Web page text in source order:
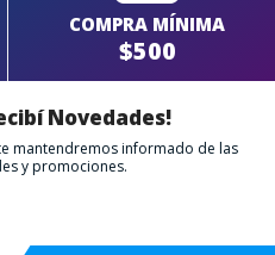
COMPRA MÍNIMA
$500
Novedades!
mantendremos informado de las
y promociones.